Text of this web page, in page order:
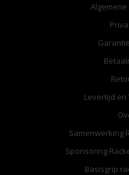
Levertijd
Samenwerking
Sponsoring
Basisgrip